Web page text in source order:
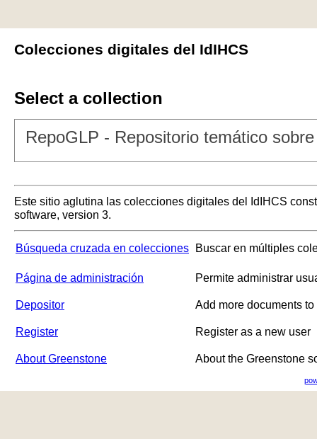
Colecciones digitales del IdIHCS
Select a collection
RepoGLP - Repositorio temático
Este sitio aglutina las colecciones digitales del IdIHCS
software, version 3.
Búsqueda cruzada en colecciones Buscar en múltiples
Página de administración Permite administrar
Depositor Add more documents
Register Register as a new user
About Greenstone About the Greenstone